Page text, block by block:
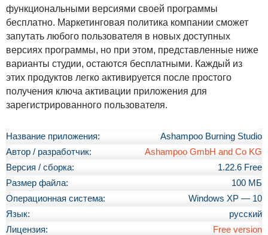
функциональными версиями своей программы
бесплатно. Маркетинговая политика компании сможет
запутать любого пользователя в новых доступных
версиях программы, но при этом, представленные ниже
варианты студии, остаются бесплатными. Каждый из
этих продуктов легко активируется после простого
получения ключа активации приложения для
зарегистрированного пользователя.
Название приложения:
Ashampoo Burning Studio
Автор / разработчик:
Ashampoo GmbH and Co KG
Версия / сборка:
1.22.6 Free
Размер файла:
100 МБ
Операционная система:
Windows XP — 10
Язык:
русский
Лицензия:
Free version